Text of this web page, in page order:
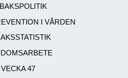
I VÅRDEN
VECKA 47